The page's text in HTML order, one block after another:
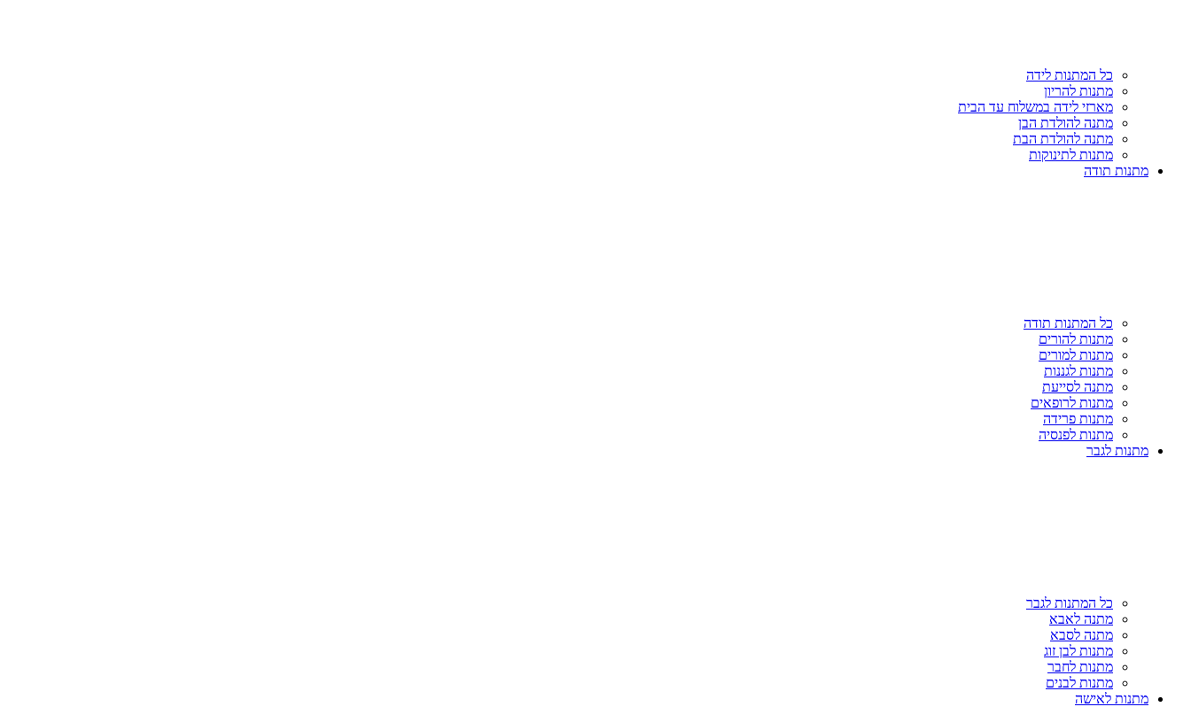
כל המתנות לידה
מתנות להריון
מארזי לידה במשלוח עד הבית
מתנה להולדת הבן
מתנה להולדת הבת
מתנות לתינוקות
מתנות תודה
כל המתנות תודה
מתנות להורים
מתנות למורים
מתנות לגננות
מתנה לסייעת
מתנות לרופאים
מתנות פרידה
מתנות לפנסיה
מתנות לגבר
כל המתנות לגבר
מתנה לאבא
מתנה לסבא
מתנות לבן זוג
מתנות לחבר
מתנות לבנים
מתנות לאישה